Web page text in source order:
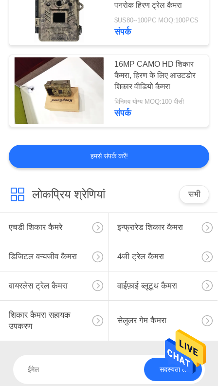
पनरोक हिरण ट्रेल कैमरा
$US80--100PC MOQ:100PCS
संपर्क
16MP CAMO HD शिकार
कैमरा, हिरण के लिए आउटडोर
शिकार वीडियो कैमरा
विनिमय योग्य MOQ:100 पीसी
संपर्क
हमसे संपर्क करें!
लोकप्रिय श्रेणियां सभी
एचडी शिकार कैमरे इन्फ्रारेड शिकार कैमरा
डिजिटल वन्यजीव कैमरा 4जी ट्रेल कैमरा
वायरलेस ट्रेल कैमरा वाईफ़ाई ब्लूटूथ कैमरा
शिकार कैमरा सहायक
उपकरण
सेलुलर गेम कैमरा
सदस्यता लें